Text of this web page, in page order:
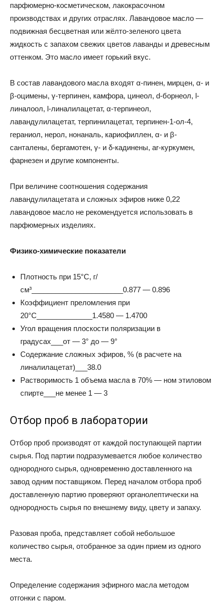
парфюмерно-косметическом, лакокрасочном
производствах и других отраслях. Лавандовое масло —
подвижная бесцветная или жёлто-зеленого цвета
жидкость с запахом свежих цветов лаванды и древесным
оттенком. Это масло имеет горький вкус.
В состав лавандового масла входят α-пинен, мирцен, α- и
β-оцимены, γ-терпинен, камфора, цинеол, d-борнеол, l-
линалоол, l-линалилацетат, α-терпинеол,
лавандулилацетат, терпинилацетат, терпинен-1-ол-4,
гераниол, нерол, нонаналь, кариофиллен, α- и β-
санталены, бергамотен, γ- и δ-кадинены, ar-куркумен,
фарнезен и другие компоненты.
При величине соотношения содержания
лавандулилацетата и сложных эфиров ниже 0,22
лавандовое масло не рекомендуется использовать в
парфюмерных изделиях.
Физико-химические показатели
Плотность при 15°С, г/
см³_______________________0.877 — 0.896
Коэффициент преломления при
20°С______________1.4580 — 1.4700
Угол вращения плоскости поляризации в
градусах___от — 3° до — 9°
Содержание сложных эфиров, % (в расчете на
линалилацетат)___38.0
Растворимость 1 объема масла в 70% — ном этиловом
спирте___не менее 1 — 3
Отбор проб в лаборатории
Отбор проб производят от каждой поступающей партии
сырья. Под партии подразумевается любое количество
однородного сырья, одновременно доставленного на
завод одним поставщиком. Перед началом отбора проб
доставленную партию проверяют органолептически на
однородность сырья по внешнему виду, цвету и запаху.
Разовая проба, представляет собой небольшое
количество сырья, отобранное за один прием из одного
места.
Определение содержания эфирного масла методом
отгонки с паром.